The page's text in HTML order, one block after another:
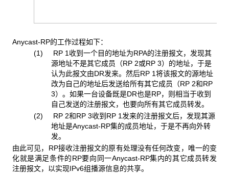
Anycast-RP的工作过程如下：
(1) RP 1收到一个目的地址为RPA的注册报文，发现其
源地址不是其它成员（RP 2或RP 3）的地址，于是
认为此报文由DR发来。然后RP 1将该报文的源地址
改为自己的地址后发送给所有其它成员（RP 2和RP
3）。如果一台设备既是DR也是RP，则相当于收到
自己发送的注册报文，也要向所有其它成员转发。
(2) RP 2和RP 3收到RP 1发来的注册报文后，发现其源
地址是Anycast-RP集的成员地址，于是不再向外转
发。
由此可见，RP接收注册报文的原有处理没有任何改变，唯一的变
化就是满足条件的RP要向同一Anycast-RP集内的其它成员转发
注册报文，以实现IPv6组播源信息的共享。